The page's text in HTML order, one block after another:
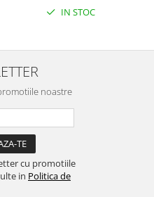
IN STOC
noastre
cu promotiile
in Politica de